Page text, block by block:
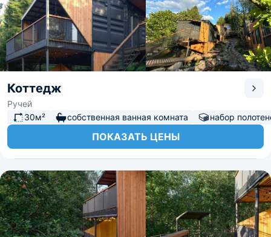
Коттедж
Ручей
30м²
собственная ванная комната набор
ПОКАЗАТЬ ЦЕНЫ